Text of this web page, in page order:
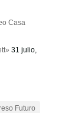
Casa
31 julio,
Futuro